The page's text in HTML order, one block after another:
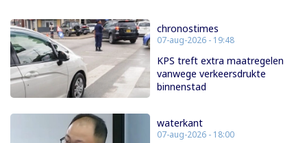
chronostimes
07-aug-2026 - 19:48
KPS treft extra maatregelen
vanwege verkeersdrukte
binnenstad
waterkant
07-aug-2026 - 18:00